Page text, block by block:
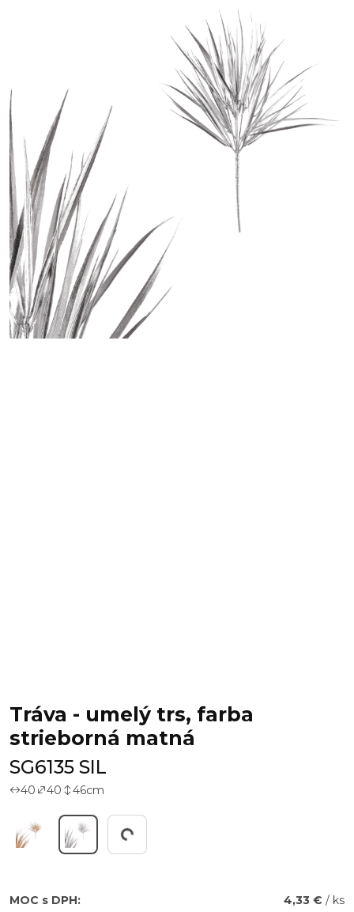
Tráva - umelý trs, farba
strieborná matná
SG6135 SIL
40 40 46cm
Working...
MOC s DPH: 4,33 € / ks